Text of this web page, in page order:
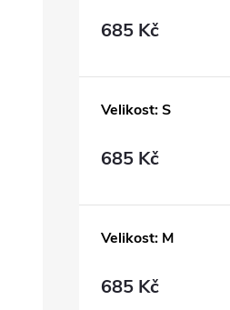
685 Kč
Velikost: S
685 Kč
Velikost: M
685 Kč